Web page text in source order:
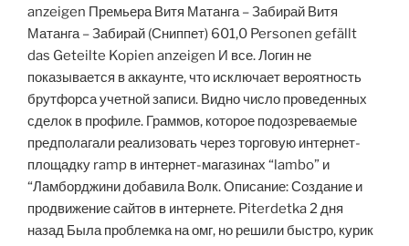
anzeigen Премьера Витя Матанга – Забирай Витя
Матанга – Забирай (Сниппет) 601,0 Personen gefällt
das Geteilte Kopien anzeigen И все. Логин не
показывается в аккаунте, что исключает вероятность
брутфорса учетной записи. Видно число проведенных
сделок в профиле. Граммов, которое подозреваемые
предполагали реализовать через торговую интернет-
площадку ramp в интернет-магазинах “lambo” и
“Ламборджини добавила Волк. Описание: Создание и
продвижение сайтов в интернете. Piterdetka 2 дня
назад Была проблемка на омг, но решили быстро, курик